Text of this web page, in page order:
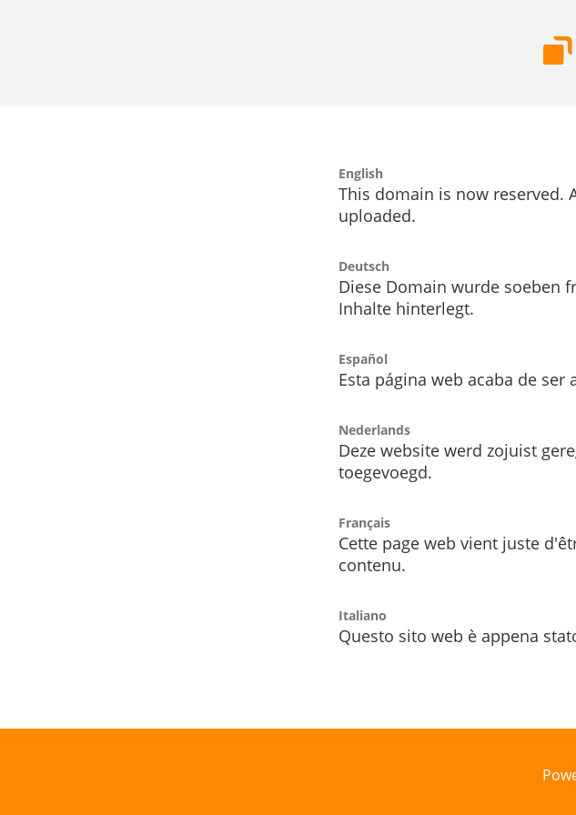
English
This domain is now reserved.
uploaded.
Deutsch
Diese Domain wurde soeben
Inhalte hinterlegt.
Español
Esta página web acaba de
Nederlands
Deze website werd zojuist
toegevoegd.
Français
Cette page web vient juste
contenu.
Italiano
Questo sito web è appena